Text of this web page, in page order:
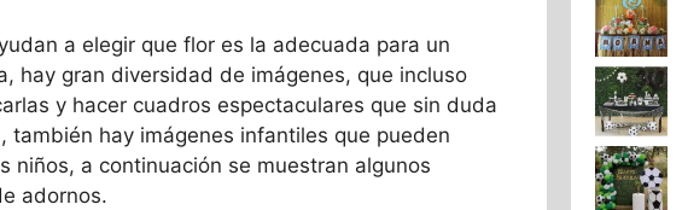
a elegir que flor es la adecuada para un
hay gran diversidad de imágenes, que incluso
y hacer cuadros espectaculares que sin duda
hay imágenes infantiles que pueden
niños, a continuación se muestran algunos
adornos.